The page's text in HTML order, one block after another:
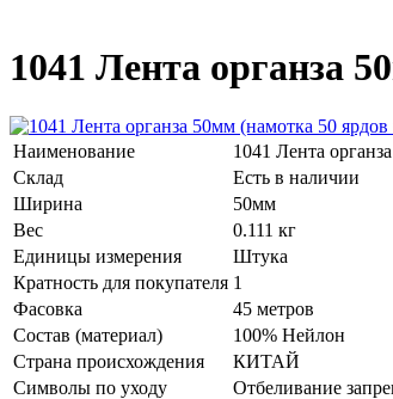
1041 Лента органза
Наименование
1041 Лента
Склад
Есть в наличии
Ширина
50мм
Вес
0.111 кг
Единицы измерения
Штука
Кратность для покупателя 1
Фасовка
45 метров
Состав (материал)
100% Нейлон
Страна происхождения
КИТАЙ
Символы по уходу
Отбеливание